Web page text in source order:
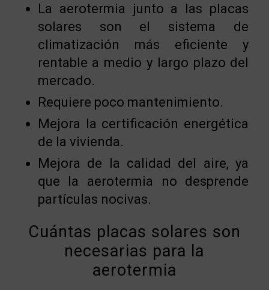
La aerotermia junto a las placas
solares son el sistema de
climatización más eficiente y
rentable a medio y largo plazo del
mercado.
Requiere poco mantenimiento.
Mejora la certificación energética
de la vivienda.
Mejora de la calidad del aire, ya
que la aerotermia no desprende
partículas nocivas.
Cuántas placas solares son
necesarias para la
aerotermia